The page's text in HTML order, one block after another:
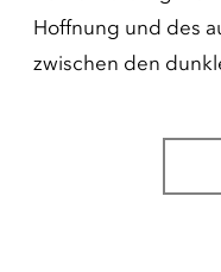
Hoffnung und des
zwischen den